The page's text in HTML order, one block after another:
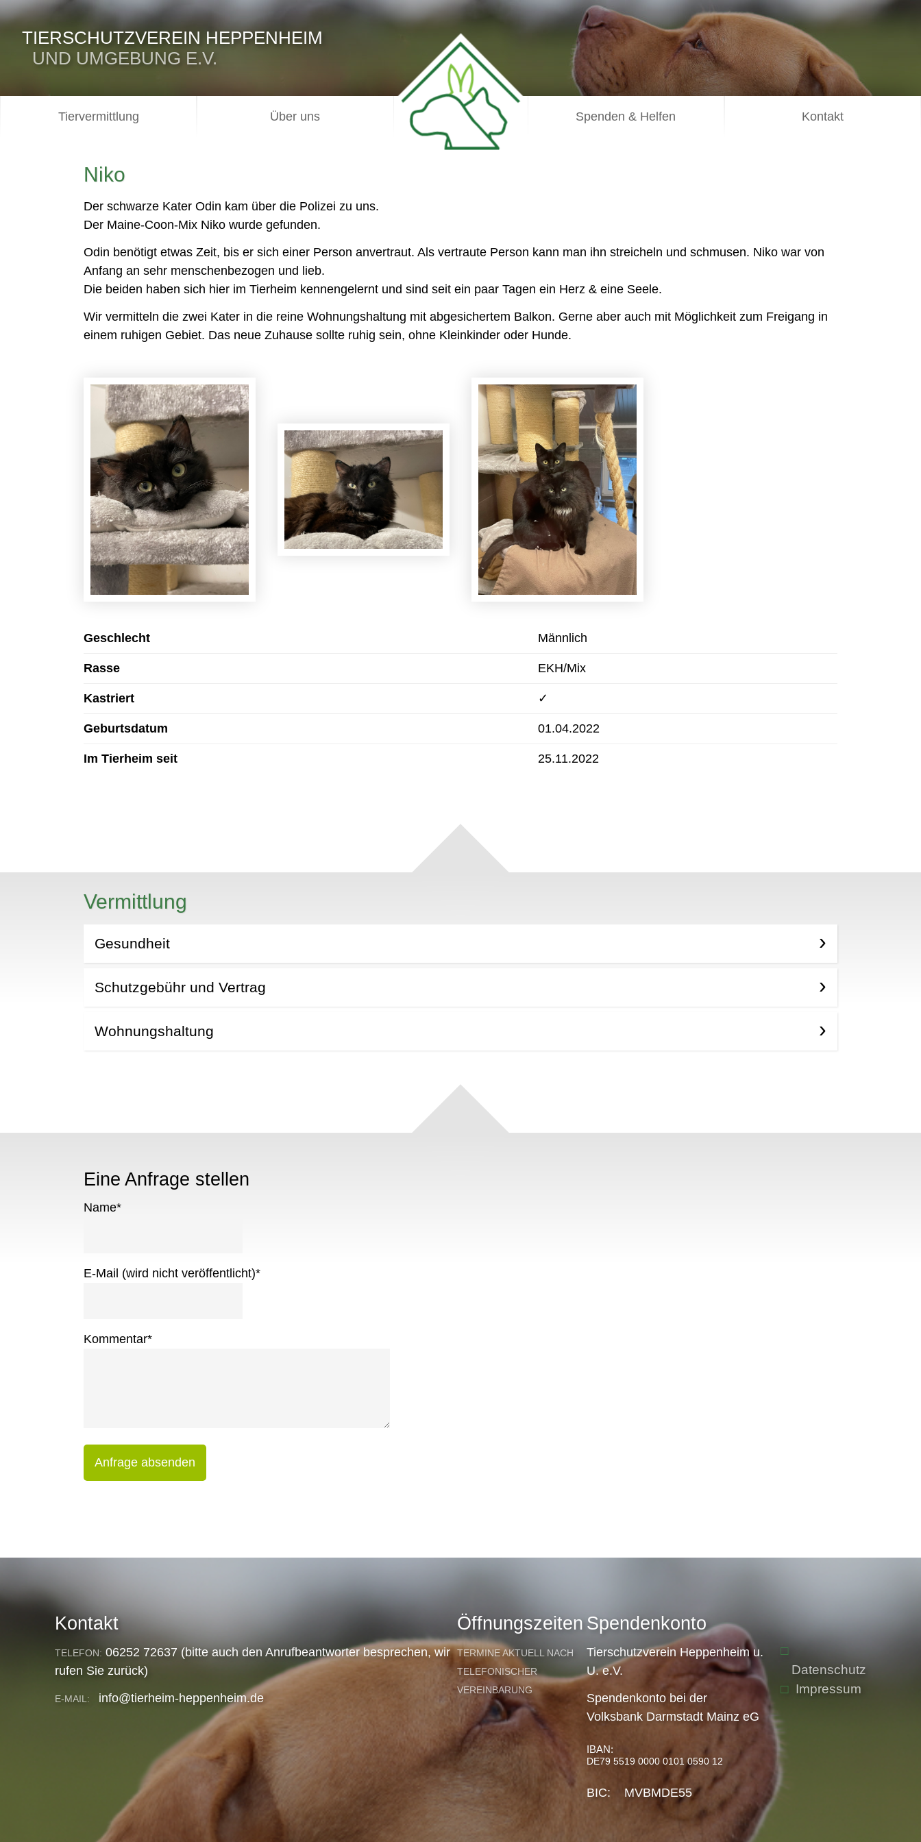
TIERSCHUTZVEREIN HEPPENHEIM
UND UMGEBUNG E.V.
Tiervermittlung Über uns Spenden & Helfen Kontakt
Niko
Der schwarze Kater Odin kam über die Polizei zu uns.
Der Maine-Coon-Mix Niko wurde gefunden.
Odin benötigt etwas Zeit, bis er sich einer Person anvertraut. Als vertraute Person kann man ihn streicheln und schmusen. Niko war von
Anfang an sehr menschenbezogen und lieb.
Die beiden haben sich hier im Tierheim kennengelernt und sind seit ein paar Tagen ein Herz & eine Seele.
Wir vermitteln die zwei Kater in die reine Wohnungshaltung mit abgesichertem Balkon. Gerne aber auch mit Möglichkeit zum Freigang in
einem ruhigen Gebiet. Das neue Zuhause sollte ruhig sein, ohne Kleinkinder oder Hunde.
Geschlecht Männlich
Rasse EKH/Mix
Kastriert ✓
Geburtsdatum 01.04.2022
Im Tierheim seit 25.11.2022
Vermittlung
Gesundheit
Schutzgebühr und Vertrag
Wohnungshaltung
Eine Anfrage stellen
Name*
E-Mail (wird nicht veröffentlicht)*
Kommentar*
Anfrage absenden
Kontakt
TELEFON: 06252 72637 (bitte auch den Anrufbeantworter besprechen, wir
rufen Sie zurück)
E-MAIL: info@tierheim-heppenheim.de
Öffnungszeiten
TERMINE AKTUELL NACH
TELEFONISCHER
VEREINBARUNG
Spendenkonto
Tierschutzverein Heppenheim u.
U. e.V.
Spendenkonto bei der
Volksbank Darmstadt Mainz eG
IBAN:
DE79 5519 0000 0101 0590 12
BIC: MVBMDE55
Datenschutz
Impressum